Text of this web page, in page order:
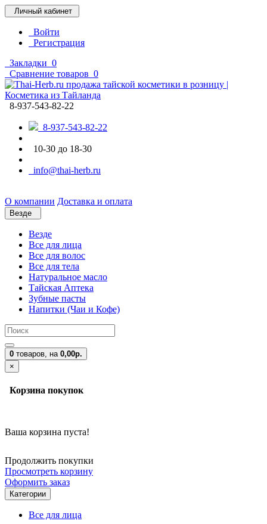
Личный кабинет
Войти
Регистрация
Закладки 0
Сравнение товаров 0
8-937-543-82-22
8-937-543-82-22
10-30 до 18-30
info@thai-herb.ru
О компании Доставка и оплата
Везде
Везде
Все для лица
Все для волос
Все для тела
Натуральное масло
Тайская Аптека
Зубные пасты
Напитки (Чаи и Кофе)
0 товаров, на 0,00р.
×
Корзина покупок
Ваша корзина пуста!
Продолжить покупки
Просмотреть корзину
Оформить заказ
Категории
Все для лица